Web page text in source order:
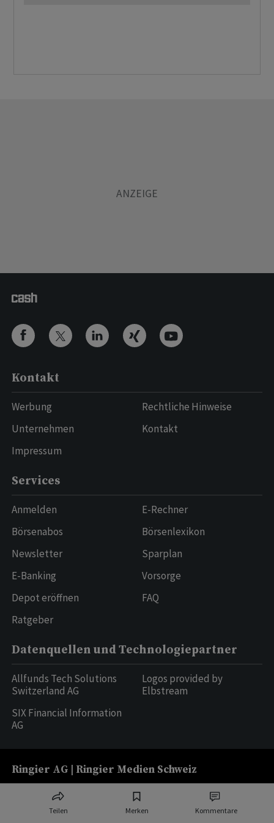
Teilen Merken Kommentare
Kontakt
Werbung
Unternehmen
Impressum
Rechtliche Hinweise
Kontakt
Services
Anmelden
Börsenabos
Newsletter
E-Banking
Depot eröffnen
Ratgeber
E-Rechner
Börsenlexikon
Sparplan
Vorsorge
FAQ
Datenquellen und Technologiepartner
Allfunds Tech Solutions
Switzerland AG
SIX Financial Information
AG
Logos provided by
Elbstream
Ringier AG | Ringier Medien Schweiz
weitere Publikationen